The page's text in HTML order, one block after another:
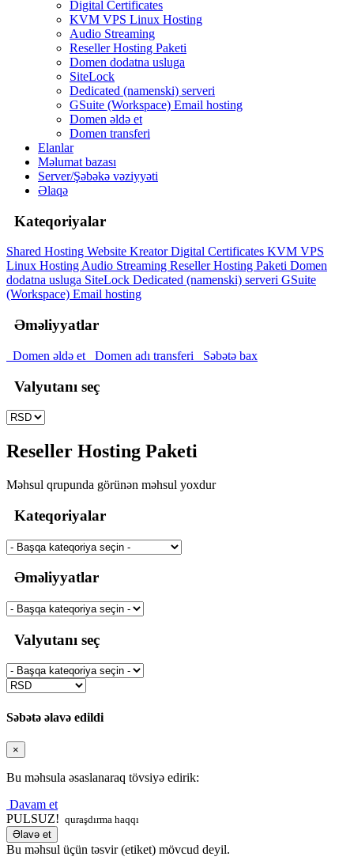
Digital Certificates
KVM VPS Linux Hosting
Audio Streaming
Reseller Hosting Paketi
Domen dodatna usluga
SiteLock
Dedicated (namenski) serveri
GSuite (Workspace) Email hosting
Domen əldə et
Domen transferi
Elanlar
Məlumat bazası
Server/Şəbəkə vəziyyəti
Əlaqə
Kateqoriyalar
Shared Hosting Website KreatorDigital Certificates KVM VPS
Linux HostingAudio Streaming Reseller Hosting Paketi Domen
dodatna usluga SiteLock Dedicated (namenski) serveri GSuite
(Workspace) Email hosting
Əməliyyatlar
Domen əldə et Domen adı transferi Səbətə bax
Valyutanı seç
Reseller Hosting Paketi
Məhsul qrupunda görünən məhsul yoxdur
Kateqoriyalar
Əməliyyatlar
Valyutanı seç
Səbətə əlavə edildi
×
Bu məhsula əsaslanaraq tövsiyə edirik:
Davam et
PULSUZ! quraşdırma haqqı
Əlavə et
Bu məhsul üçün təsvir (etiket) mövcud deyil.